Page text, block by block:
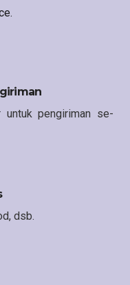
untuk pengiriman se-
dsb.